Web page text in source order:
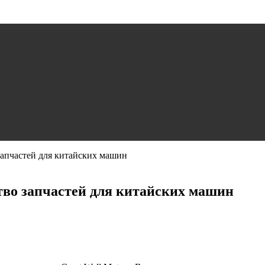
для китайских машин
запчастей для китайских машин